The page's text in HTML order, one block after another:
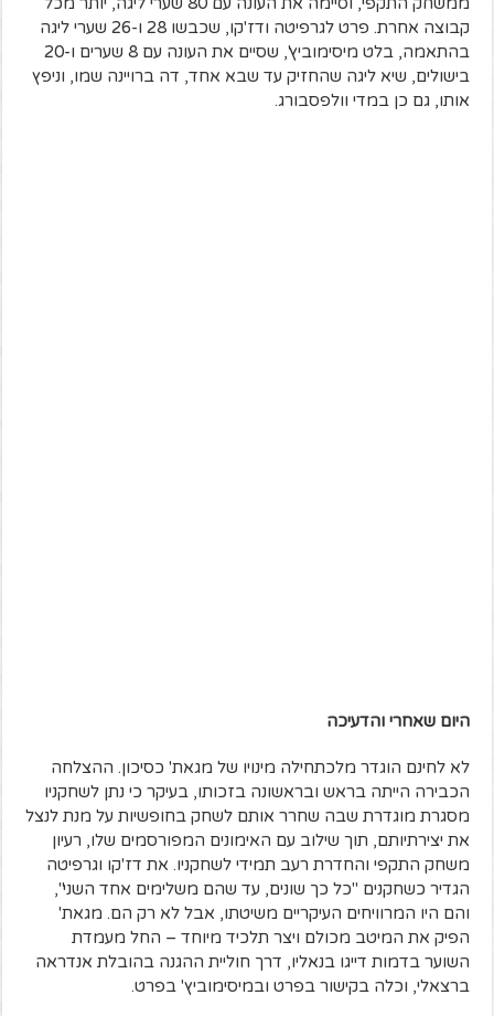
קבוצה אחרת. פרט לגרפיטה ודז'קו, שכבשו 28 ו-26 שערי ליגה
בהתאמה, בלט מיסימוביץ', שסיים את העונה עם 8 שערים ו-20
בישולים, שיא ליגה שהחזיק עד שבא אחד, דה ברויינה שמו, וניפץ
אותו, גם כן במדי וולפסבורג.
היום שאחרי והדעיכה
לא לחינם הוגדר מלכתחילה מינויו של מגאת' כסיכון. ההצלחה
הכבירה הייתה בראש ובראשונה בזכותו, בעיקר כי נתן לשחקניו
מסגרת מוגדרת שבה שחרר אותם לשחק בחופשיות על מנת לנצל
את יצירתיותם, תוך שילוב עם האימונים המפורסמים שלו, רעיון
משחק התקפי והחדרת רעב תמידי לשחקניו. את דז'קו וגרפיטה
הגדיר כשחקנים "כל כך שונים, עד שהם משלימים אחד השני",
והם היו המרוויחים העיקריים משיטתו, אבל לא רק הם. מגאת'
הפיק את המיטב מכולם ויצר תלכיד מיוחד – החל מעמדת
השוער בדמות דייגו בנאליו, דרך חוליית ההגנה בהובלת אנדראה
ברצאלי, וכלה בקישור בפרט ובמיסימוביץ' בפרט.